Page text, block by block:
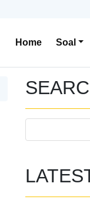
Home Soal